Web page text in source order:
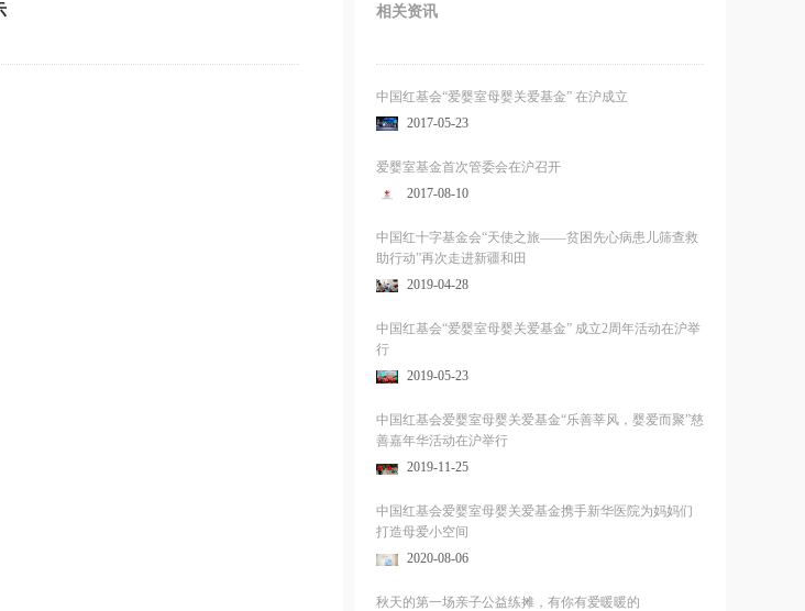
相关资讯
中国红基会“爱婴室母婴关爱基金” 在沪成立
2017-05-23
爱婴室基金首次管委会在沪召开
2017-08-10
中国红十字基金会“天使之旅——贫困先心病患儿筛查救
助行动”再次走进新疆和田
2019-04-28
中国红基会“爱婴室母婴关爱基金” 成立2周年活动在沪举
行
2019-05-23
中国红基会爱婴室母婴关爱基金“乐善莘风，婴爱而聚”慈
善嘉年华活动在沪举行
2019-11-25
中国红基会爱婴室母婴关爱基金携手新华医院为妈妈们
打造母爱小空间
2020-08-06
秋天的第一场亲子公益练摊，有你有爱暖暖的